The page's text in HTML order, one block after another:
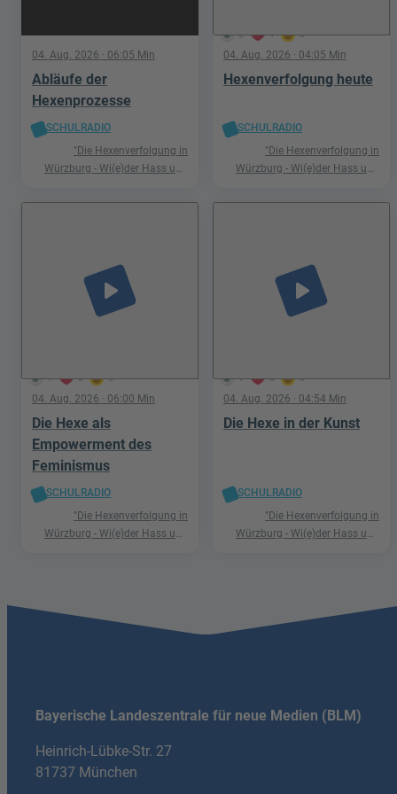
04. Aug. 2026 · 06:05 Min
Abläufe der
Hexenprozesse
SCHULRADIO
"Die Hexenverfolgung in
Würzburg - Wi(e)der Hass und
5 1 0
04. Aug. 2026 · 04:05 Min
Hexenverfolgung heute
SCHULRADIO
"Die Hexenverfolgung in
Würzburg - Wi(e)der Hass und
1 0 0
play_arrow
04. Aug. 2026 · 06:00 Min
Die Hexe als
Empowerment des
Feminismus
SCHULRADIO
"Die Hexenverfolgung in
Würzburg - Wi(e)der Hass und
1 0 0
play_arrow
04. Aug. 2026 · 04:54 Min
Die Hexe in der Kunst
SCHULRADIO
"Die Hexenverfolgung in
Würzburg - Wi(e)der Hass und
Bayerische Landeszentrale für neue Medien (BLM)
Heinrich-Lübke-Str. 27
81737 München